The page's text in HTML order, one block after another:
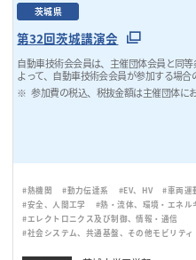
茨城県
第32回茨城講演会
自動車技術会会員は、主催団体会員と同等
よって、自動車技術会会員が参加する場合
参加費の税込、税抜金額は主催団体に
#熱機関 #動力伝達系 #EV、HV
#車両運
#安全、人間工学
#熱・流体、環境・エネル
#エレクトロニクス及び制御、情報・通信
#社会システム、共通基盤、その他モビリティ